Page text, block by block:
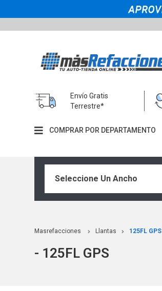
Envío Gratis
Terrestre*
COMPRAR POR DEPARTAMENTO
Masrefacciones Llantas 125FL GPS
- 125FL GPS
Seleccione Un Ancho